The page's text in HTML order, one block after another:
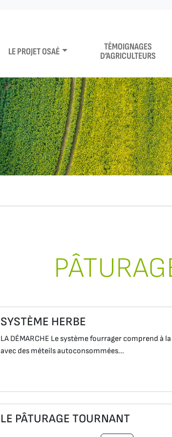
LE PROJET OSAÉ
TÉMOIGNAGES
D’AGRICULTEURS
SYSTÈME HERBE
LA DÉMARCHE Le système fourrager comprend
avec des méteils autoconsommées...
LE PÂTURAGE TOURNANT